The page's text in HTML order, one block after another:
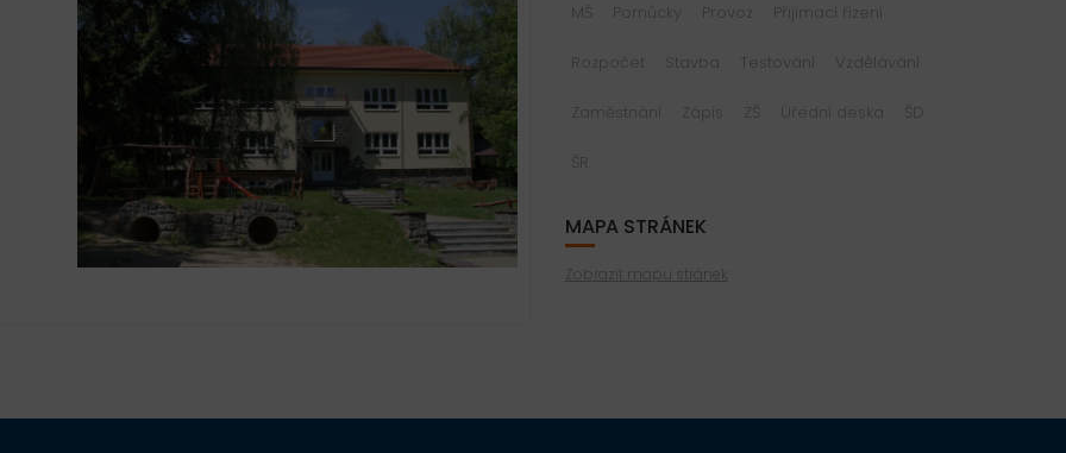
MŠ Pomůcky Provoz Přijímací řízení
Rozpočet Stavba Testování Vzdělávání
Zaměstnání Zápis ZŠ Úřední deska ŠD
ŠR
MAPA STRÁNEK
Zobrazit mapu stránek